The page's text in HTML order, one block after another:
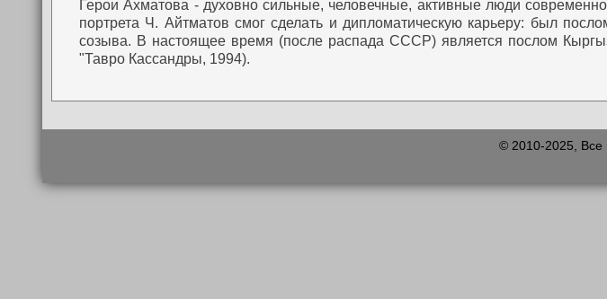
Герои Ахматова - духовно сильные, человечные, активные люди
портрета Ч. Айтматов смог сделать и дипломатическую карьеру: был
созыва. В настоящее время (после распада СССР) является послом
"Тавро Кассандры, 1994).
© 2010-2025,